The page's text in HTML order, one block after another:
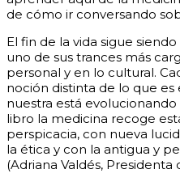
de cómo ir conversando
El fin de la vida sigue
uno de sus trances más
personal y en lo cultural.
noción distinta de lo que
nuestra está
libro la medicina recoge
perspicacia, con nueva
la ética y con la antigua y
(Adriana Valdés, Presidenta